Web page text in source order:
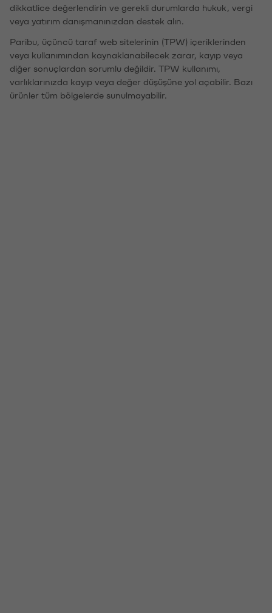
dikkatlice değerlendirin ve gerekli durumlarda hukuk, vergi
veya yatırım danışmanınızdan destek alın.
Paribu, üçüncü taraf web sitelerinin (TPW) içeriklerinden
veya kullanımından kaynaklanabilecek zarar, kayıp veya
diğer sonuçlardan sorumlu değildir. TPW kullanımı,
varlıklarınızda kayıp veya değer düşüşüne yol açabilir. Bazı
ürünler tüm bölgelerde sunulmayabilir.